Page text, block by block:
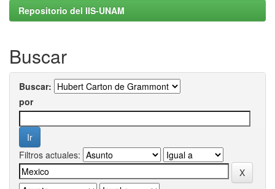
Repositorio del IIS-UNAM
Buscar
Buscar:
por
Filtros actuales: